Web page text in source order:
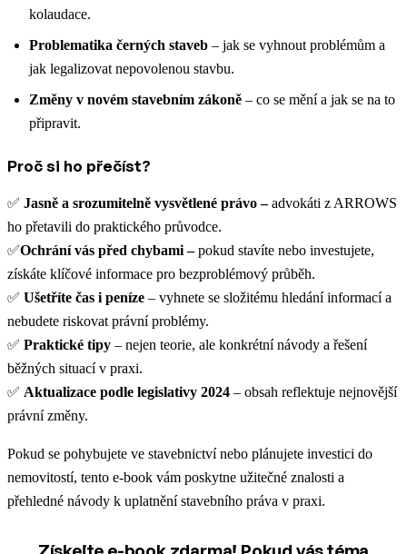
kolaudace.
Problematika černých staveb – jak se vyhnout problémům a
jak legalizovat nepovolenou stavbu.
Změny v novém stavebním zákoně – co se mění a jak se na to
připravit.
Proč si ho přečíst?
✅ Jasně a srozumitelně vysvětlené právo –advokáti z ARROWS
ho přetavili do praktického průvodce.
✅Ochrání vás před chybami –pokud stavíte nebo investujete,
získáte klíčové informace pro bezproblémový průběh.
✅ Ušetříte čas i peníze – vyhnete se složitému hledání informací a
nebudete riskovat právní problémy.
✅ Praktické tipy – nejen teorie, ale konkrétní návody a řešení
běžných situací v praxi.
✅ Aktualizace podle legislativy 2024 – obsah reflektuje nejnovější
právní změny.
Pokud se pohybujete ve stavebnictví nebo plánujete investici do
nemovitostí, tento e-book vám poskytne užitečné znalosti a
přehledné návody k uplatnění stavebního práva v praxi.